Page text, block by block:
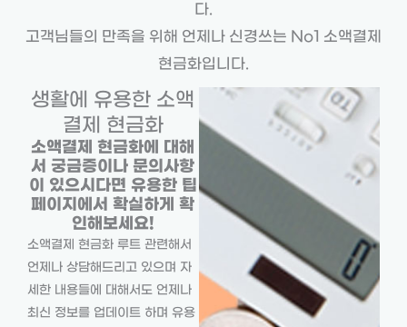
다.
고객님들의 만족을 위해 언제나 신경쓰는 No1 소액결제
현금화입니다.
생활에 유용한 소액
결제 현금화
소액결제 현금화에 대해
서 궁금증이나 문의사항
이 있으시다면 유용한 팁
페이지에서 확실하게 확
인해보세요!
소액결제 현금화 루트 관련해서
언제나 상담해드리고 있으며 자
세한 내용들에 대해서도 언제나
최신 정보를 업데이트 하며 유용